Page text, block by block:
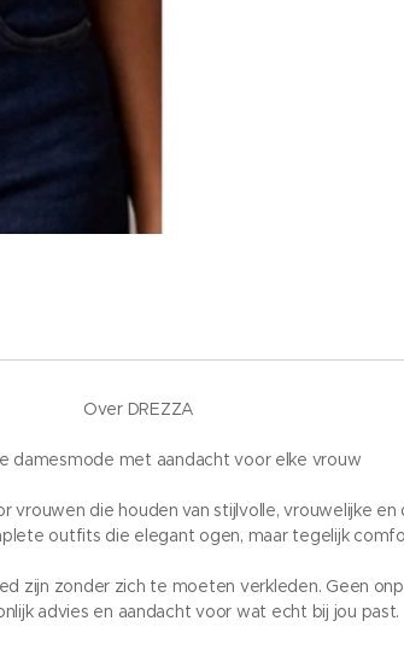
Over DREZZA
damesmode met aandacht voor elke vrouw
vrouwen die houden van stijlvolle, vrouwelijke
outfits die elegant ogen, maar tegelijk
zijn zonder zich te moeten verkleden. Geen
advies en aandacht voor wat echt bij jou past.